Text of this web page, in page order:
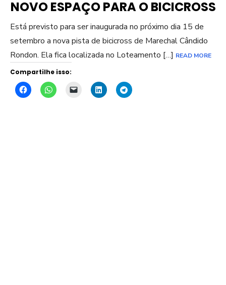
NOVO ESPAÇO PARA O BICICROSS
Está previsto para ser inaugurada no próximo dia 15 de
setembro a nova pista de bicicross de Marechal Cândido
Rondon. Ela fica localizada no Loteamento […] READ MORE
Compartilhe isso: